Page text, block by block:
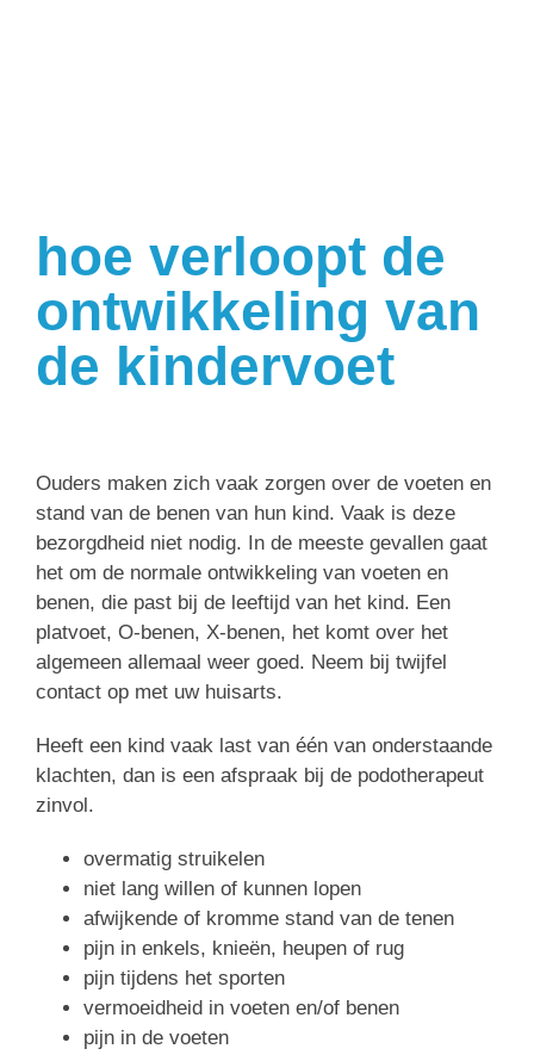
hoe verloopt de
ontwikkeling van
de kindervoet
Ouders maken zich vaak zorgen over de voeten en
stand van de benen van hun kind. Vaak is deze
bezorgdheid niet nodig. In de meeste gevallen gaat
het om de normale ontwikkeling van voeten en
benen, die past bij de leeftijd van het kind. Een
platvoet, O-benen, X-benen, het komt over het
algemeen allemaal weer goed. Neem bij twijfel
contact op met uw huisarts.
Heeft een kind vaak last van één van onderstaande
klachten, dan is een afspraak bij de podotherapeut
zinvol.
overmatig struikelen
niet lang willen of kunnen lopen
afwijkende of kromme stand van de tenen
pijn in enkels, knieën, heupen of rug
pijn tijdens het sporten
vermoeidheid in voeten en/of benen
pijn in de voeten